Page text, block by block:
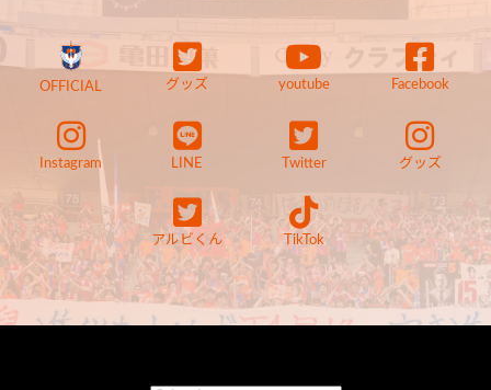
OFFICIAL グッズ youtube Facebook
Instagram LINE Twitter グッズ
アルビくん TikTok